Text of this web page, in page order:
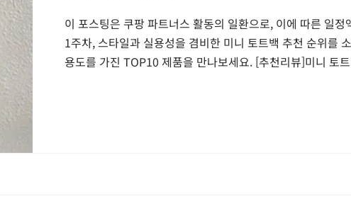
이 포스팅은 쿠팡 파트너스 활동의 일환으로, 이에 따른 일
1주차, 스타일과 실용성을 겸비한 미니 토트백 추천 순위를
용도를 가진 TOP10 제품을 만나보세요. [추천리뷰]미니 토